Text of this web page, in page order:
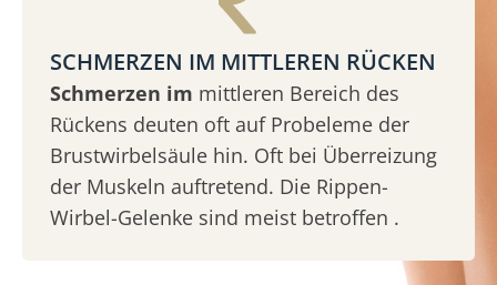
SCHMERZEN IM MITTLEREN RÜCKEN
Schmerzen im mittleren Bereich des
Rückens deuten oft auf Probeleme der
Brustwirbelsäule hin. Oft bei Überreizung
der Muskeln auftretend. Die Rippen-
Wirbel-Gelenke sind meist betroffen .